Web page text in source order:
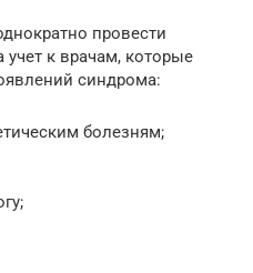
провести
учет к врачам, которые
синдрома:
болезням;